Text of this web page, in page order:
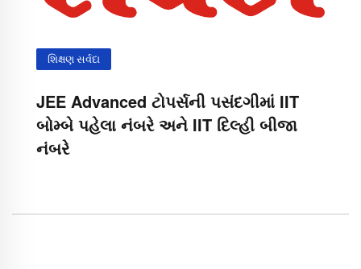
શિક્ષણ સર્વદા
JEE Advanced ટોપર્સની પસંદગીમાં IIT
બોમ્બે પહેલા નંબરે અને IIT દિલ્હી બીજા
નંબરે